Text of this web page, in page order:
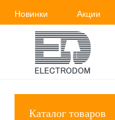
Новинки Акции
Каталог товаров